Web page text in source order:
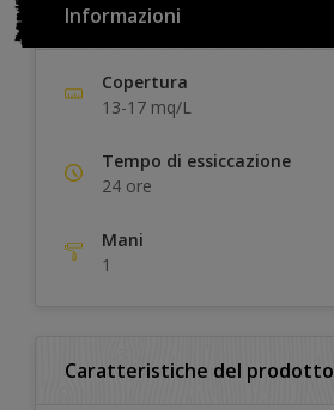
Informazioni
Copertura
13-17 mq/L
Tempo di essiccazione
24 ore
Mani
1
Caratteristiche del prodotto